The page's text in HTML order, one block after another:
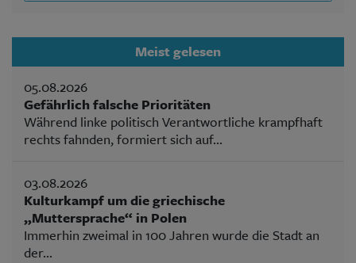
Meist gelesen
05.08.2026
Gefährlich falsche Prioritäten
Während linke politisch Verantwortliche krampfhaft
rechts fahnden, formiert sich auf...
03.08.2026
Kulturkampf um die griechische
„Muttersprache“ in Polen
Immerhin zweimal in 100 Jahren wurde die Stadt an
der...